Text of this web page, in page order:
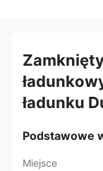
ładunku
Podstawowe
Miejsce